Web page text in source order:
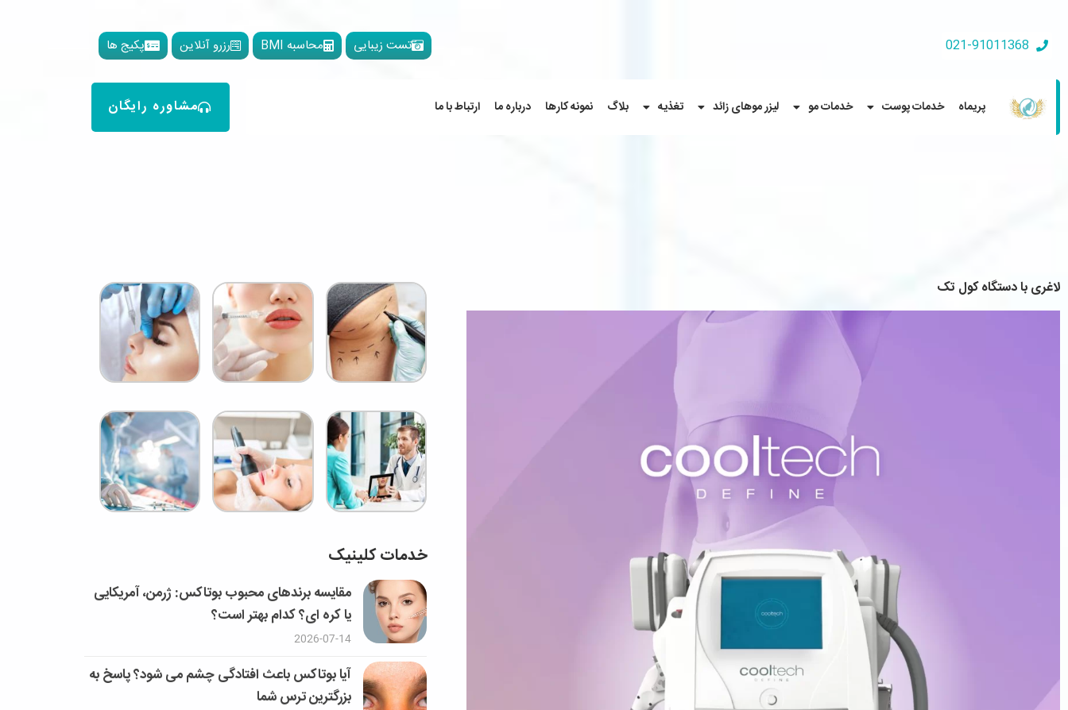
021-91011368 تست زیبایی محاسبه BMI رزرو آنلاین پکیج ها
پریماه خدمات پوست خدمات مو لیزر موهای زائد تغذیه بلاگ نمونه کارها درباره ما ارتباط با ما مشاوره رایگان
لاغری با دستگاه کول تک
خدمات کلینیک
مقایسه برندهای محبوب بوتاکس: ژرمن، آمریکایی
یا کره ای؟ کدام بهتر است؟
2026-07-14
آیا بوتاکس باعث افتادگی چشم می شود؟ پاسخ به
بزرگترین ترس شما